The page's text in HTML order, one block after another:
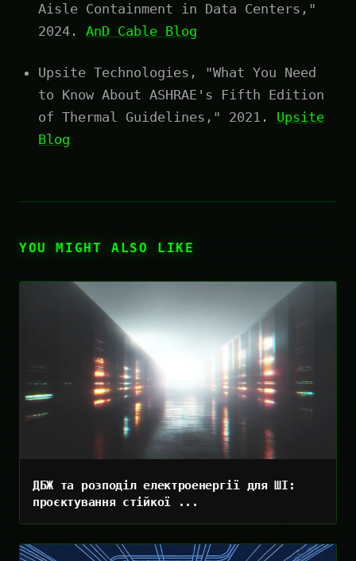
Aisle Containment in Data Centers,"
2024. AnD Cable Blog
Upsite Technologies, "What You Need
to Know About ASHRAE's Fifth Edition
of Thermal Guidelines," 2021. Upsite
Blog
YOU MIGHT ALSO LIKE
ДБЖ та розподіл електроенергії для ШІ:
проєктування стійкої ...